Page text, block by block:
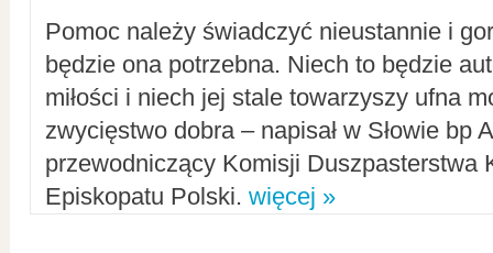
Pomoc należy świadczyć nieustannie i
będzie ona potrzebna. Niech to będzie
miłości i niech jej stale towarzyszy ufna
zwycięstwo dobra – napisał w Słowie bp
przewodniczący Komisji Duszpasterstwa
Episkopatu Polski. więcej »